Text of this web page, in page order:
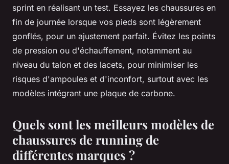
sprint en réalisant un test. Essayez les chaussures en
fin de journée lorsque vos pieds sont légèrement
gonflés, pour un ajustement parfait. Évitez les points
de pression ou d'échauffement, notamment au
niveau du talon et des lacets, pour minimiser les
risques d'ampoules et d'inconfort, surtout avec les
modèles intégrant une plaque de carbone.
Quels sont les meilleurs modèles de
chaussures de running de
différentes marques ?